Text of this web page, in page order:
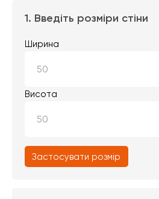
1. Введіть розміри стіни
Ширина
Висота
Застосувати розмір